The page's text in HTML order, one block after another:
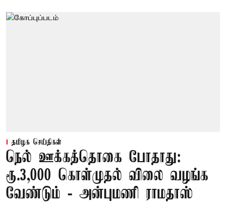
தமிழக செய்திகள்
நெல் ஊக்கத்தொகை போதாது:
ரூ.3,000 கொள்முதல் விலை வழங்க
வேண்டும் - அன்புமணி ராமதாஸ்